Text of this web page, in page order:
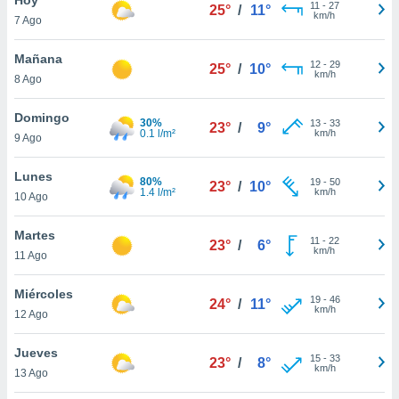
en
más
nuestra
de
cookies
aceptar
7 Ago
25° / 11° 11 - 27
km/h
Mañana
8 Ago
25° / 10° 12- 29
km/h
Domingo
9 Ago
30%
0.1 l/m²
23° / 9° 13- 33
km/h
Lunes
10 Ago
80%
1.4 l/m²
23° / 10° 19- 50
km/h
Martes
11 Ago
23° / 6° 11 - 22
km/h
Miércoles
12 Ago
24° / 11° 19- 46
km/h
Jueves
13 Ago
23° / 8° 15- 33
km/h